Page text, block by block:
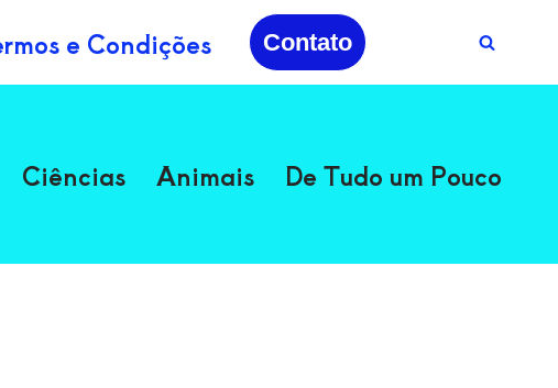
e Condições Contato
Ciências Animais De Tudo um Pouco